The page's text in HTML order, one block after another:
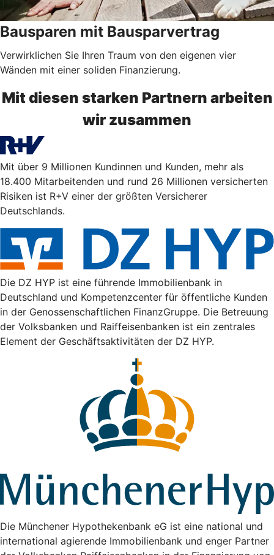
Bausparen mit Bausparvertrag
Verwirklichen Sie Ihren Traum von den eigenen vier
Wänden mit einer soliden Finanzierung.
Mit diesen starken Partnern arbeiten
wir zusammen
Mit über 9 Millionen Kundinnen und Kunden, mehr als
18.400 Mitarbeitenden und rund 26 Millionen versicherten
Risiken ist R+V einer der größten Versicherer
Deutschlands.
Die DZ HYP ist eine führende Immobilienbank in
Deutschland und Kompetenzcenter für öffentliche Kunden
in der Genossenschaftlichen FinanzGruppe. Die Betreuung
der Volksbanken und Raiffeisenbanken ist ein zentrales
Element der Geschäftsaktivitäten der DZ HYP.
Die Münchener Hypothekenbank eG ist eine national und
international agierende Immobilienbank und enger Partner